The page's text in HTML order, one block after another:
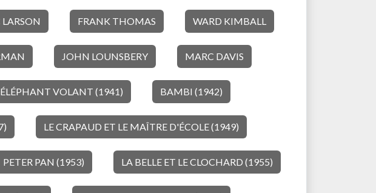
LARSON FRANK THOMAS WARD KIMBALL
JOHN LOUNSBERY MARC DAVIS
VOLANT (1941) BAMBI (1942)
LE CRAPAUD ET LE MAÎTRE D'ÉCOLE (1949)
PETER PAN (1953) LA BELLE ET LE CLOCHARD (1955)